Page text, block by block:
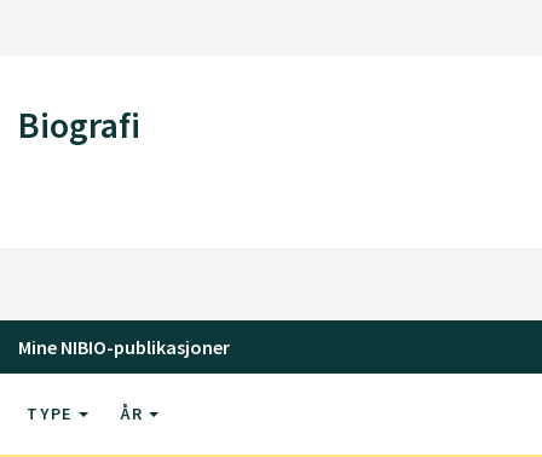
Biografi
Mine NIBIO-publikasjoner
TYPE ÅR